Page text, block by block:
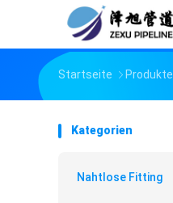
Startseite Produkte
Kategorien
Nahtlose Fitting